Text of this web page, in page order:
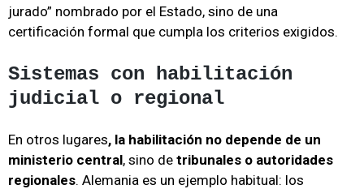
jurado” nombrado por el Estado, sino de una
certificación formal que cumpla los criterios exigidos.
Sistemas con habilitación
judicial o regional
En otros lugares, la habilitación no depende de un
ministerio central, sino de tribunales o autoridades
regionales. Alemania es un ejemplo habitual: los